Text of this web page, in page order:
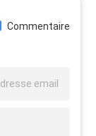
Commentaire